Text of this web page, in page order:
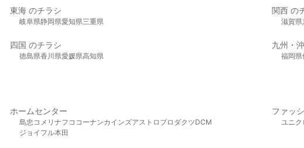
東海 のチラシ
岐阜県静岡県愛知県三重県
関西 の
滋賀県
四国 のチラシ
徳島県香川県愛媛県高知県
九州・
福岡県
ホームセンター
島忠 コメリ ナフコ コーナンカインズアストロプロダクツDCM
ジョイフル本田
ファッ
ユニク